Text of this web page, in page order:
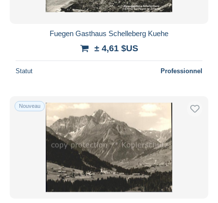
Fuegen Gasthaus Schelleberg Kuehe
± 4,61 $US
Statut Professionnel
Nouveau